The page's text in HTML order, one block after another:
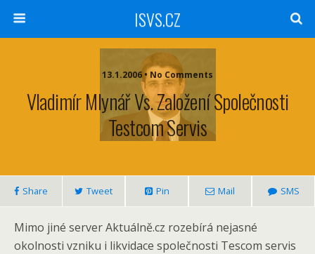
ISVS.CZ
13.1.2006 • No Comments
Vladimír Mlynář Vs. Založení Společnosti
Testcom Servis
Share Tweet Pin Mail SMS
Mimo jiné server Aktuálně.cz rozebírá nejasné
okolnosti vzniku i likvidace společnosti Tescom servis